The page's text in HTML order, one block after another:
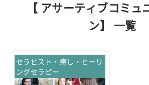
【 アサーティブコミュ
ン】 一覧
セラピスト・癒し・ヒーリ
ングセラピー